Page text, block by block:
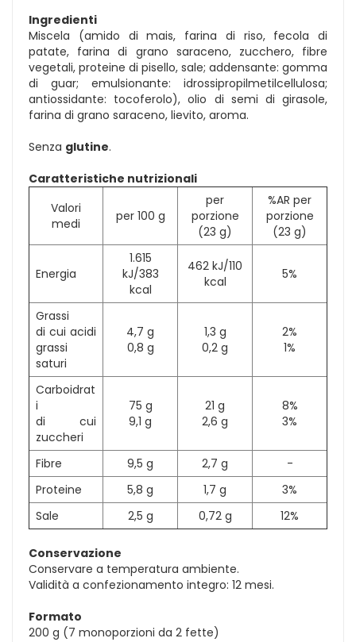
Ingredienti
Miscela (amido di mais, farina di riso, fecola di
patate, farina di grano saraceno, zucchero, fibre
vegetali, proteine di pisello, sale; addensante: gomma
di guar; emulsionante: idrossipropilmetilcellulosa;
antiossidante: tocoferolo), olio di semi di girasole,
farina di grano saraceno, lievito, aroma.
Senza glutine.
Caratteristiche nutrizionali
Valori
medi
per 100 g
per
porzione
(23 g)
%AR per
porzione
(23 g)
Energia
1.615
kJ/383
kcal
462 kJ/110
kcal
5%
Grassi
di cui acidi
grassi
saturi
4,7 g
0,8 g
1,3 g
0,2 g
2%
1%
Carboidrat
i
di cui
zuccheri
75 g
9,1 g
21 g
2,6 g
8%
3%
Fibre 9,5 g 2,7 g
-
Proteine
5,8 g 1,7 g
3%
Sale
2,5 g 0,72 g 12%
Conservazione
Conservare a temperatura ambiente.
Validità a confezionamento integro: 12 mesi.
Formato
200 g (7 monoporzioni da 2 fette)